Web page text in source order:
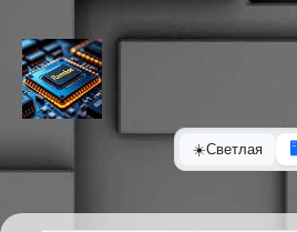
☀️Светлая 🖥️